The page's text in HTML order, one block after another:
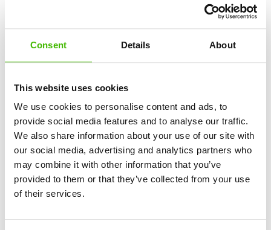
Consent Details About
This website uses cookies
We use cookies to personalise content and ads, to
provide social media features and to analyse our traffic.
We also share information about your use of our site with
our social media, advertising and analytics partners who
may combine it with other information that you’ve
provided to them or that they’ve collected from your use
of their services.
Hvis SkyUp nægter at betale, tager AirClaims
Du betaler intet på forhånd. Du behøver ingen
juridisk viden og mister ingen tid.
Hvis du blev efterladt på jorden på grund af et
overbooket SkyUp-fly, har du lovlig ret til:
Fuld tilbagebetaling af billetten
Et alternativt fly
SkyUp-kompensation på op til 600€
Mistede du en forbindelse på grund af SkyUp-